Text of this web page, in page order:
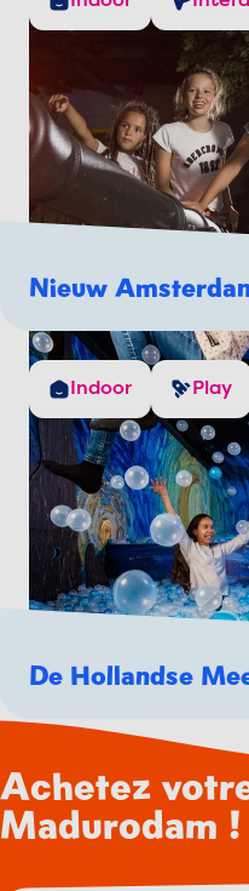
Nieuw
De Hollandse
Indoor Play
Achetez
Madurodam !